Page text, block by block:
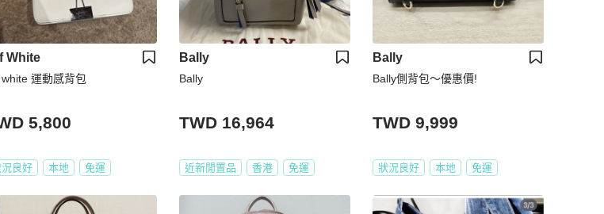
White
運動感背包
5,800
良好 本地 免運
Bally
Bally
TWD 16,964
近新閒置品 香港 免運
Bally
Bally側背包～優惠價!
TWD 9,999
狀況良好 本地 免運